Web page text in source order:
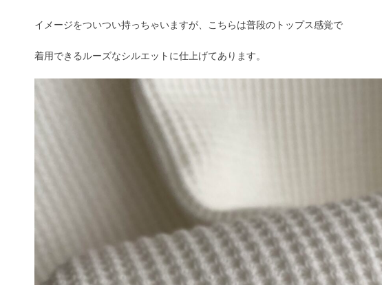
イメージをついつい持っちゃいますが、こちらは普段のトップス感覚で
着用できるルーズなシルエットに仕上げてあります。